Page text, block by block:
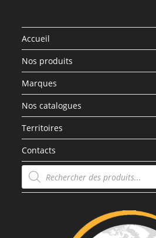
Accueil
Nos produits
Marques
Nos catalogues
Territoires
Contacts
Recherche
de
produits